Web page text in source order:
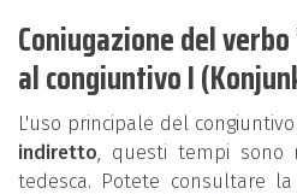
Coniugazione del
al congiuntivo I
L'uso principale del
indiretto, questi tempi sono
tedesca. Potete consultare